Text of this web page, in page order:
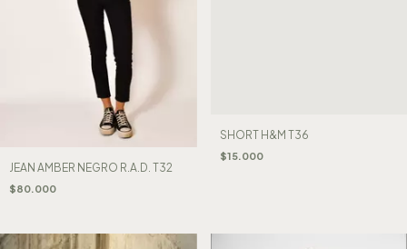
JEAN AMBER NEGRO R.A.D. T32
$80.000
SHORT H&M T36
$15.000